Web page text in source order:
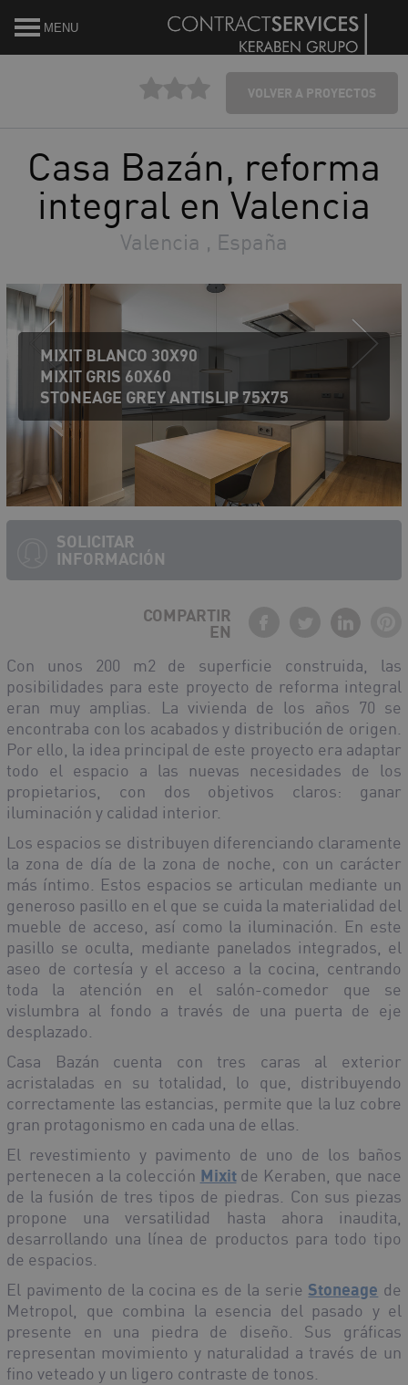
MENU
VOLVER A PROYECTOS
Casa Bazán, reforma
integral en Valencia
Valencia , España
SOLICITAR
INFORMACIÓN
MIXIT BLANCO 30X90
MIXIT GRIS 60X60
STONEAGE GREY ANTISLIP 75X75
COMPARTIR
EN
Con unos 200 m2 de superficie construida, las
posibilidades para este proyecto de reforma integral
eran muy amplias. La vivienda de los años 70 se
encontraba con los acabados y distribución de origen.
Por ello, la idea principal de este proyecto era adaptar
todo el espacio a las nuevas necesidades de los
propietarios, con dos objetivos claros: ganar
iluminación y calidad interior.
Los espacios se distribuyen diferenciando claramente
la zona de día de la zona de noche, con un carácter
más íntimo. Estos espacios se articulan mediante un
generoso pasillo en el que se cuida la materialidad del
mueble de acceso, así como la iluminación. En este
pasillo se oculta, mediante panelados integrados, el
aseo de cortesía y el acceso a la cocina, centrando
toda la atención en el salón-comedor que se
vislumbra al fondo a través de una puerta de eje
desplazado.
Casa Bazán cuenta con tres caras al exterior
acristaladas en su totalidad, lo que, distribuyendo
correctamente las estancias, permite que la luz cobre
gran protagonismo en cada una de ellas.
El revestimiento y pavimento de uno de los baños
pertenecen a la colección Mixitde Keraben, que nace
de la fusión de tres tipos de piedras. Con sus piezas
propone una versatilidad hasta ahora inaudita,
desarrollando una línea de productos para todo tipo
de espacios.
El pavimento de la cocina es de la serie Stoneage de
Metropol, que combina la esencia del pasado y el
presente en una piedra de diseño. Sus gráficas
representan movimiento y naturalidad a través de un
fino veteado y un ligero contraste de tonos.